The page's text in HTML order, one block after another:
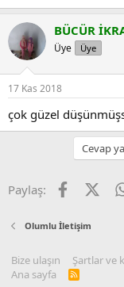
BÜCÜR
Üye Üye
17 Kas 2018
çok güzel
Cevap
Paylaş: Facebook
Olumlu İletişim
Bize ulaşın Şartlar ve
Ana sayfa
R